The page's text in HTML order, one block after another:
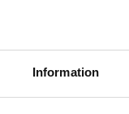
Information